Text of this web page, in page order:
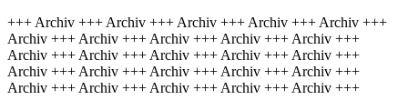
+++ Archiv +++ Archiv +++ Archiv +++ Archiv +++ Archiv +++
Archiv +++ Archiv +++ Archiv +++ Archiv +++ Archiv +++
Archiv +++ Archiv +++ Archiv +++ Archiv +++ Archiv +++
Archiv +++ Archiv +++ Archiv +++ Archiv +++ Archiv +++
Archiv +++ Archiv +++ Archiv +++ Archiv +++ Archiv +++